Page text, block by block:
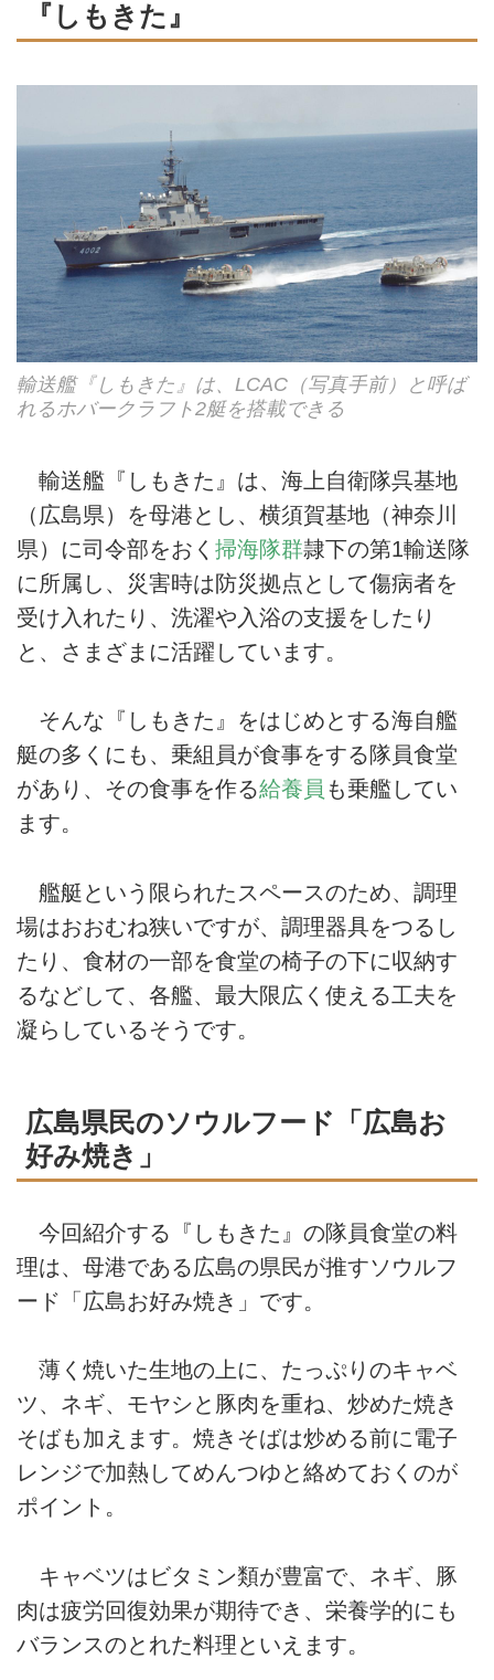
『しもきた』
輸送艦『しもきた』は、LCAC（写真手前）と呼ば
れるホバークラフト2艇を搭載できる
輸送艦『しもきた』は、海上自衛隊呉基地
（広島県）を母港とし、横須賀基地（神奈川
県）に司令部をおく 掃海隊群隷下の第1輸送隊
に所属し、災害時は防災拠点として傷病者を
受け入れたり、洗濯や入浴の支援をしたり
と、さまざまに活躍しています。
そんな『しもきた』をはじめとする海自艦
艇の多くにも、乗組員が食事をする隊員食堂
があり、その食事を作る給養員 も乗艦してい
ます。
艦艇という限られたスペースのため、調理
場はおおむね狭いですが、調理器具をつるし
たり、食材の一部を食堂の椅子の下に収納す
るなどして、各艦、最大限広く使える工夫を
凝らしているそうです。
広島県民のソウルフード「広島お
好み焼き」
今回紹介する『しもきた』の隊員食堂の料
理は、母港である広島の県民が推すソウルフ
ード「広島お好み焼き」です。
薄く焼いた生地の上に、たっぷりのキャベ
ツ、ネギ、モヤシと豚肉を重ね、炒めた焼き
そばも加えます。焼きそばは炒める前に電子
レンジで加熱してめんつゆと絡めておくのが
ポイント。
キャベツはビタミン類が豊富で、ネギ、豚
肉は疲労回復効果が期待でき、栄養学的にも
バランスのとれた料理といえます。